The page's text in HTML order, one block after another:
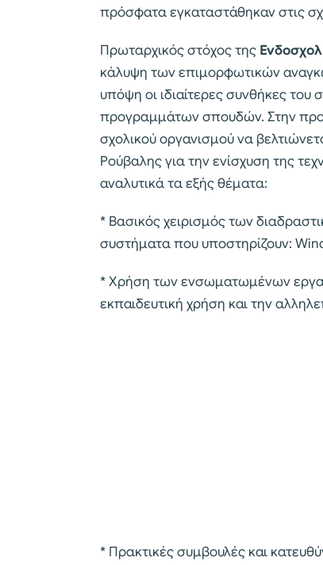
πρόσφατα εγκαταστάθηκαν στις
Πρωταρχικός στόχος της
κάλυψη των επιμορφωτικών
υπόψη οι ιδιαίτερες συνθήκες του
προγραμμάτων σπουδών. Στην
σχολικού οργανισμού να
Ρούβαλης για την ενίσχυση της
αναλυτικά τα εξής θέματα:
* Βασικός χειρισμός των
συστήματα που υποστηρίζουν:
* Χρήση των ενσωματωμένων
εκπαιδευτική χρήση και την
* Πρακτικές συμβουλές και